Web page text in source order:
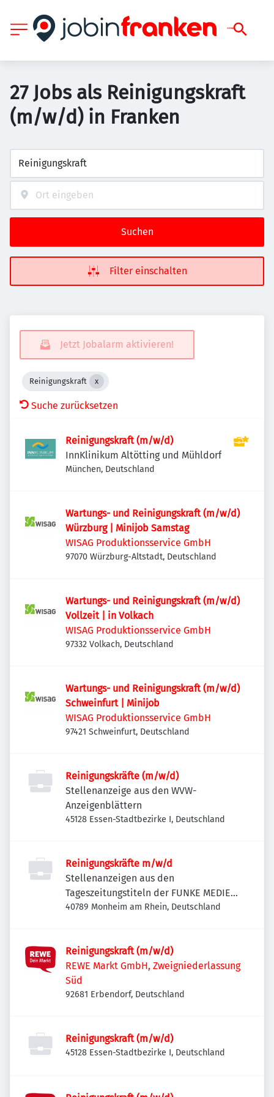
27 Jobs als Reinigungskraft
(m/w/d) in Franken
Suchen
Filter einschalten
Jetzt Jobalarm aktivieren!
Reinigungskraft
Suche zurücksetzen
Reinigungskraft (m/w/d)
InnKlinikum Altötting und Mühldorf
München, Deutschland
Wartungs- und Reinigungskraft (m/w/d)
Würzburg | Minijob Samstag
WISAG Produktionsservice GmbH
97070 Würzburg-Altstadt, Deutschland
Wartungs- und Reinigungskraft (m/w/d)
Vollzeit | in Volkach
WISAG Produktionsservice GmbH
97332 Volkach, Deutschland
Wartungs- und Reinigungskraft (m/w/d)
Schweinfurt | Minijob
WISAG Produktionsservice GmbH
97421 Schweinfurt, Deutschland
Reinigungskräfte (m/w/d)
Stellenanzeige aus den WVW-
Anzeigenblättern
45128 Essen-Stadtbezirke I, Deutschland
Reinigungskräfte m/w/d
Stellenanzeigen aus den
Tageszeitungstiteln der FUNKE MEDIEN
NRW
40789 Monheim am Rhein, Deutschland
Reinigungskraft (m/w/d)
REWE Markt GmbH, Zweigniederlassung
Süd
92681 Erbendorf, Deutschland
Reinigungskraft (m/w/d)
45128 Essen-Stadtbezirke I, Deutschland